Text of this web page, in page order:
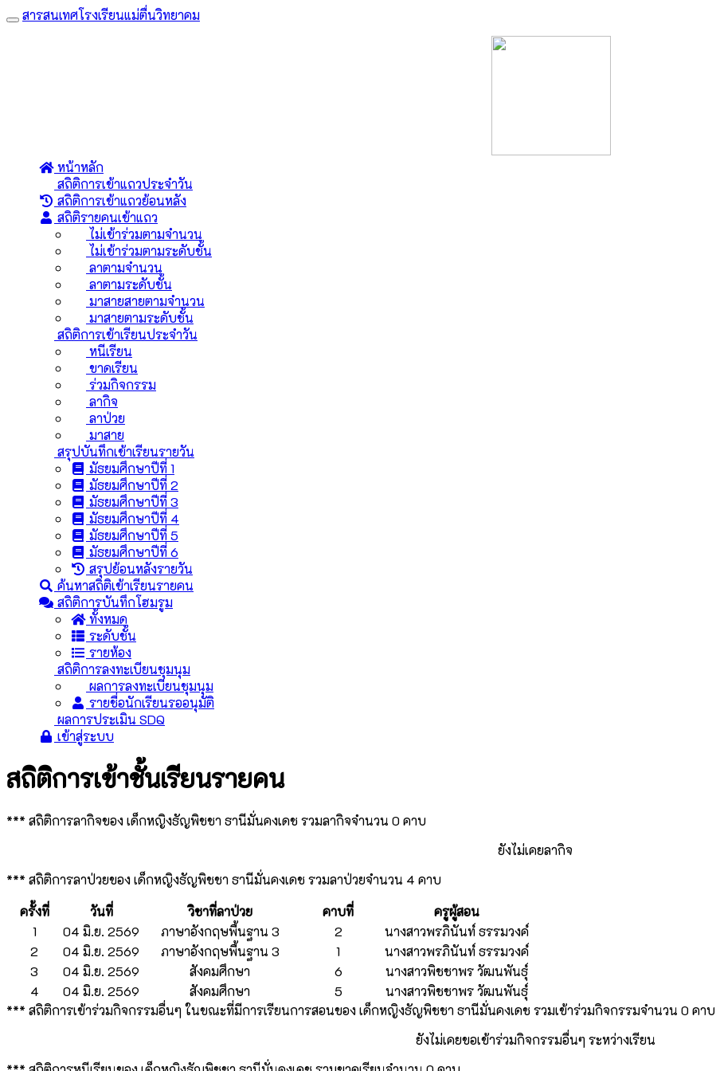
Toggle
สารสนเทศโรงเรียนแม่ตื่นวิทยาคม
หน้าหลัก
สถิติการเข้าแถวประจำวัน
สถิติการเข้าแถวย้อนหลัง
สถิติรายคนเข้าแถว
ไม่เข้าร่วมตามจำนวน
ไม่เข้าร่วมตามระดับชั้น
ลาตามจำนวน
ลาตามระดับชั้น
มาสายสายตามจำนวน
มาสายตามระดับชั้น
สถิติการเข้าเรียนประจำวัน
หนีเรียน
ขาดเรียน
ร่วมกิจกรรม
ลากิจ
ลาป่วย
มาสาย
สรุปบันทึกเข้าเรียนรายวัน
มัธยมศึกษาปีที่ 1
มัธยมศึกษาปีที่ 2
มัธยมศึกษาปีที่ 3
มัธยมศึกษาปีที่ 4
มัธยมศึกษาปีที่ 5
มัธยมศึกษาปีที่ 6
สรุปย้อนหลังรายวัน
ค้นหาสถิติเข้าเรียนรายคน
สถิติการบันทึกโฮมรูม
ทั้งหมด
ระดับชั้น
รายห้อง
สถิติการลงทะเบียนชุมนุม
ผลการลงทะเบียนชุมนุม
รายชื่อนักเรียนรออนุมัติ
ผลการประเมิน SDQ
เข้าสู่ระบบ
สถิติการเข้าชั้นเรียนรายคน
*** สถิติการลากิจของ เด็กหญิงธัญพิชชา ธานีมั่นคงเดช รวมลากิจจำนวน 0 คาบ
ยังไม่เคยลากิจ
*** สถิติการลาป่วยของ เด็กหญิงธัญพิชชา ธานีมั่นคงเดช รวมลาป่วยจำนวน 4 คาบ
ครั้งที่
วันที่ วิชาที่ลาป่วย คาบที่
ครูผู้สอน
1
04 มิ.ย. 2569 ภาษาอังกฤษพื้นฐาน 3 2
นางสาวพรภินันท์ ธรรมวงค์
2
04 มิ.ย. 2569 ภาษาอังกฤษพื้นฐาน 3 1
นางสาวพรภินันท์ ธรรมวงค์
3
04 มิ.ย. 2569 สังคมศึกษา 6
นางสาวพิชชาพร วัฒนพันธุ์
4
04 มิ.ย. 2569 สังคมศึกษา 5
นางสาวพิชชาพร วัฒนพันธุ์
*** สถิติการเข้าร่วมกิจกรรมอื่นๆ ในขณะที่มีการเรียนการสอนของ เด็กหญิงธัญพิชชา ธานีมั่นคงเดช รวมเข้าร่วมกิจกรรมจำนวน 0 คาบ
ยังไม่เคยขอเข้าร่วมกิจกรรมอื่นๆ ระหว่างเรียน